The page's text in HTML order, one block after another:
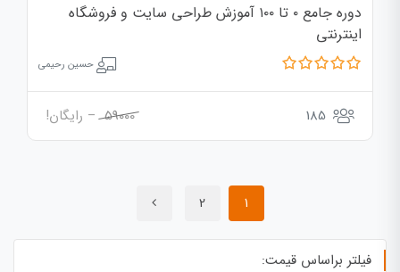
دوره جامع ۰ تا ۱۰۰ آموزش طراحی سایت و فروشگاه
اینترنتی
حسین رحیمی
185
59000 – رایگان!
1
2
فیلتر براساس قیمت: